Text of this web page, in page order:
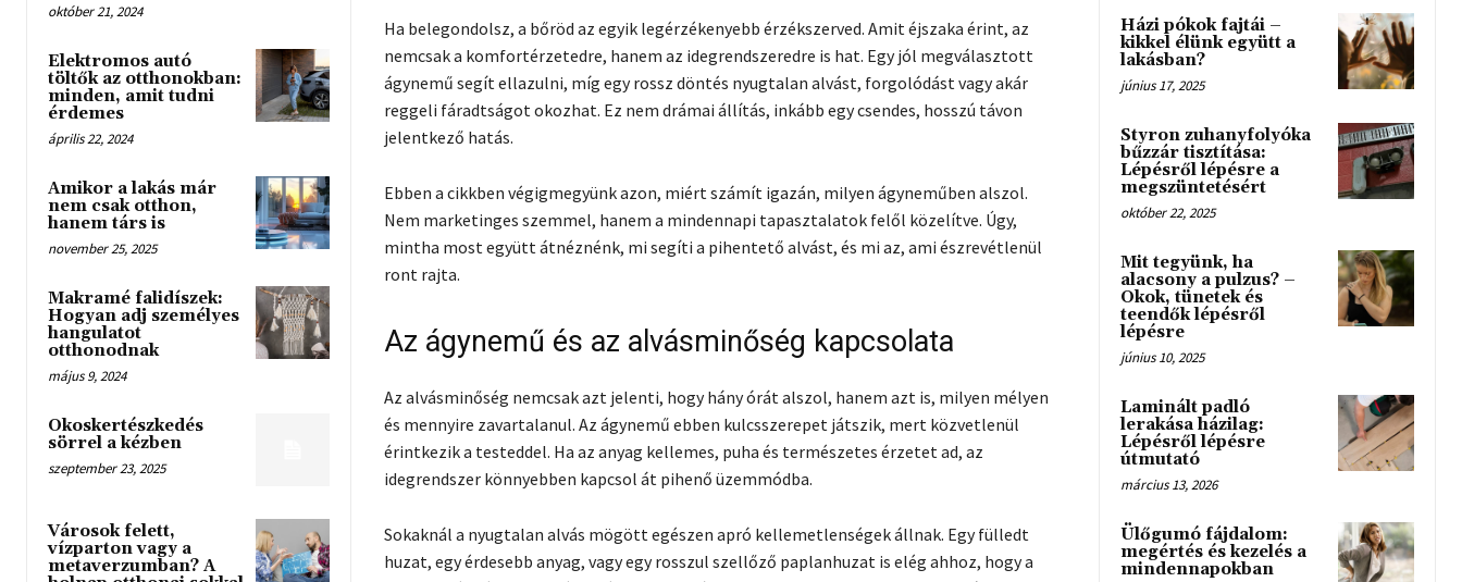
október 21, 2024
Elektromos autó
töltők az otthonokban:
minden, amit tudni
érdemes
április 22, 2024
Amikor a lakás már
nem csak otthon,
hanem társ is
november 25, 2025
Makramé falidíszek:
Hogyan adj személyes
hangulatot
otthonodnak
május 9, 2024
Okoskertészkedés
sörrel a kézben
szeptember 23, 2025
Városok felett,
vízparton vagy a
metaverzumban? A
Ha belegondolsz, a bőröd az egyik legérzékenyebb érzékszerved. Amit éjszaka érint, az
nemcsak a komfortérzetedre, hanem az idegrendszeredre is hat. Egy jól megválasztott
ágynemű segít ellazulni, míg egy rossz döntés nyugtalan alvást, forgolódást vagy akár
reggeli fáradtságot okozhat. Ez nem drámai állítás, inkább egy csendes, hosszú távon
jelentkező hatás.
Ebben a cikkben végigmegyünk azon, miért számít igazán, milyen ágyneműben alszol.
Nem marketinges szemmel, hanem a mindennapi tapasztalatok felől közelítve. Úgy,
mintha most együtt átnéznénk, mi segíti a pihentető alvást, és mi az, ami észrevétlenül
ront rajta.
Az ágynemű és az alvásminőség kapcsolata
Az alvásminőség nemcsak azt jelenti, hogy hány órát alszol, hanem azt is, milyen mélyen
és mennyire zavartalanul. Az ágynemű ebben kulcsszerepet játszik, mert közvetlenül
érintkezik a testeddel. Ha az anyag kellemes, puha és természetes érzetet ad, az
idegrendszer könnyebben kapcsol át pihenő üzemmódba.
Sokaknál a nyugtalan alvás mögött egészen apró kellemetlenségek állnak. Egy fülledt
huzat, egy érdesebb anyag, vagy egy rosszul szellőző paplanhuzat is elég ahhoz, hogy a
Házi pókok fajtái –
kikkel élünk együtt a
lakásban?
június 17, 2025
Styron zuhanyfolyóka
bűzzár tisztítása:
Lépésről lépésre a
megszüntetésért
október 22, 2025
Mit tegyünk, ha
alacsony a pulzus? –
Okok, tünetek és
teendők lépésről
lépésre
június 10, 2025
Laminált padló
lerakása házilag:
Lépésről lépésre
útmutató
március 13, 2026
Ülőgumó fájdalom:
megértés és kezelés a
mindennapokban